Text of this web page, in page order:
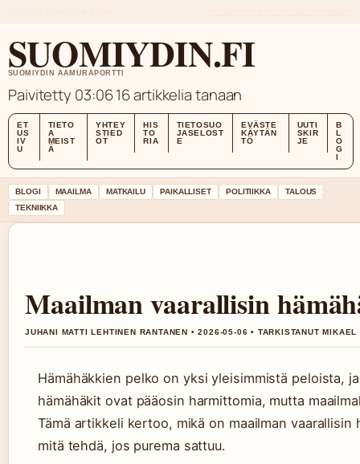
SUOMIYDIN.FI
SUOMIYDIN AAMURAPORTTI
Paivitetty 03:0616 artikkelia tanaan
ET
US
IV
U
TIETO
A
MEIST
Ä
YHTEY
STIED
OT
HIS
TO
RIA
TIETOSUO
JASELOST
E
EVÄSTE
KÄYTÄN
TÖ
UUTI
SKIR
JE
B
L
O
G
I
BLOGI MAAILMA MATKAILU PAIKALLISET POLITIIKKA
TALOUS
TEKNIIKKA
Maailman vaarallisin
JUHANI MATTI LEHTINEN RANTANEN • 2026-05-06 • TARKISTANUT MIKAEL
Hämähäkkien pelko on yksi yleisimmistä peloista,
hämähäkit ovat pääosin harmittomia, mutta
Tämä artikkeli kertoo, mikä on maailman
mitä tehdä, jos purema sattuu.